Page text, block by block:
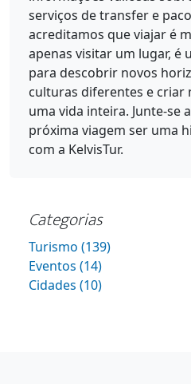
serviços de transfer e
acreditamos que viajar é
apenas visitar um lugar, é
para descobrir novos
culturas diferentes e criar
uma vida inteira. Junte-se
próxima viagem ser uma
com a KelvisTur.
Categorias
Turismo (139)
Eventos (14)
Cidades (10)